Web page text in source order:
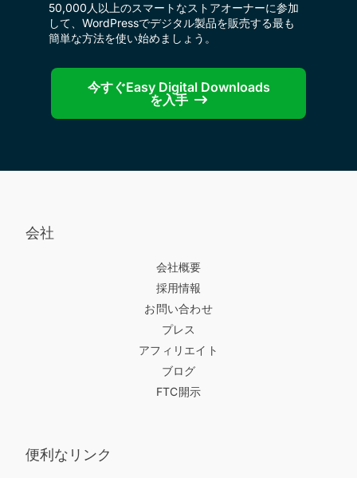
50,000人以上のスマートなストアオーナーに参加
して、WordPressでデジタル製品を販売する最も
簡単な方法を使い始めましょう。
今すぐEasy Digital Downloads
を入手
会社
会社概要
採用情報
お問い合わせ
プレス
アフィリエイト
ブログ
FTC開示
便利なリンク